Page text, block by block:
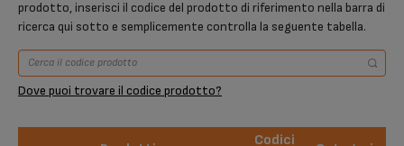
prodotto, inserisci il codice del prodotto di riferimento nella barra di
ricerca qui sotto e semplicemente controlla la seguente tabella.
Dove puoi trovare il codice prodotto?
Codici